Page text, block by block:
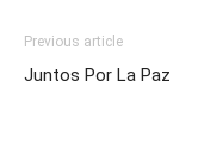
Previous article
Juntos Por La Paz